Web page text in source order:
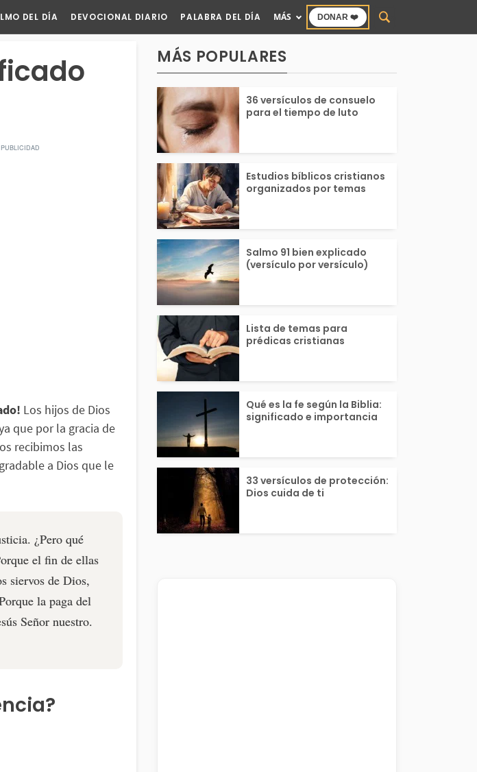
DEL DÍA DEVOCIONAL DIARIO PALABRA DEL DÍA MÁS DONAR ❤️
Los hijos de Dios
que por la gracia de
recibimos las
a Dios que le
¿Pero qué
el fin de ellas
siervos de Dios,
la paga del
Señor nuestro.
MÁS POPULARES
36 versículos de consuelo
para el tiempo de luto
Estudios bíblicos cristianos
organizados por temas
Salmo 91 bien explicado
(versículo por versículo)
Lista de temas para
prédicas cristianas
Qué es la fe según la Biblia:
significado e importancia
33 versículos de protección:
Dios cuida de ti